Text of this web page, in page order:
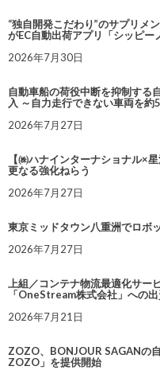
“独自開発こだわり”のサプリメ
がEC自動出荷アプリ「シッピー
2026年7月30日
自動車船の荷役中断を抑制する
入 ～自力走行できない車両を約
2026年7月27日
【㈱ハナインターナショナル×
更なる強化ねらう
2026年7月27日
東京ミッドタウン八重洲でロボ
2026年7月27日
上組／コンテナ物流最適化サー
「OneStream株式会社」への
2026年7月21日
ZOZO、BONJOUR SAGANの
ZOZO」を提供開始